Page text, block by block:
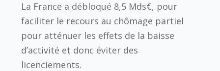
La France a débloqué 8,5 Mds€, pour
faciliter le recours au chômage partiel
pour atténuer les effets de la baisse
d’activité et donc éviter des
licenciements.